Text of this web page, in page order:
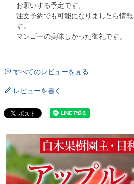
お願いする予定です。
注文予約でも可能になりましたら情
す。
マンゴーの美味しかった御礼です。
すべてのレビューを見る
レビューを書く